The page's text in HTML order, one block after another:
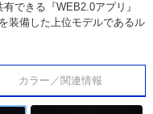
できる『WEB2.0アプリ』
装備した上位モデルであるル
カラー／関連情報